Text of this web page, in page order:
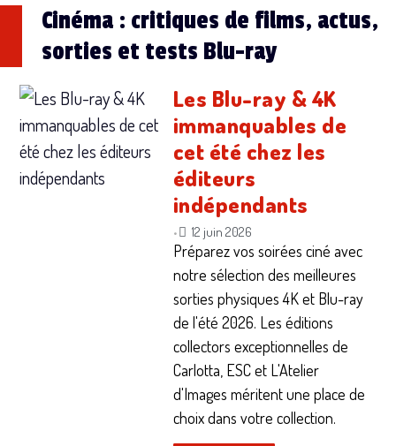
Cinéma : critiques de films, actus,
sorties et tests Blu-ray
Les Blu-ray & 4K
immanquables de
cet été chez les
éditeurs
indépendants
• 12 juin 2026
Préparez vos soirées ciné avec
notre sélection des meilleures
sorties physiques 4K et Blu-ray
de l'été 2026. Les éditions
collectors exceptionnelles de
Carlotta, ESC et L'Atelier
d'Images méritent une place de
choix dans votre collection.